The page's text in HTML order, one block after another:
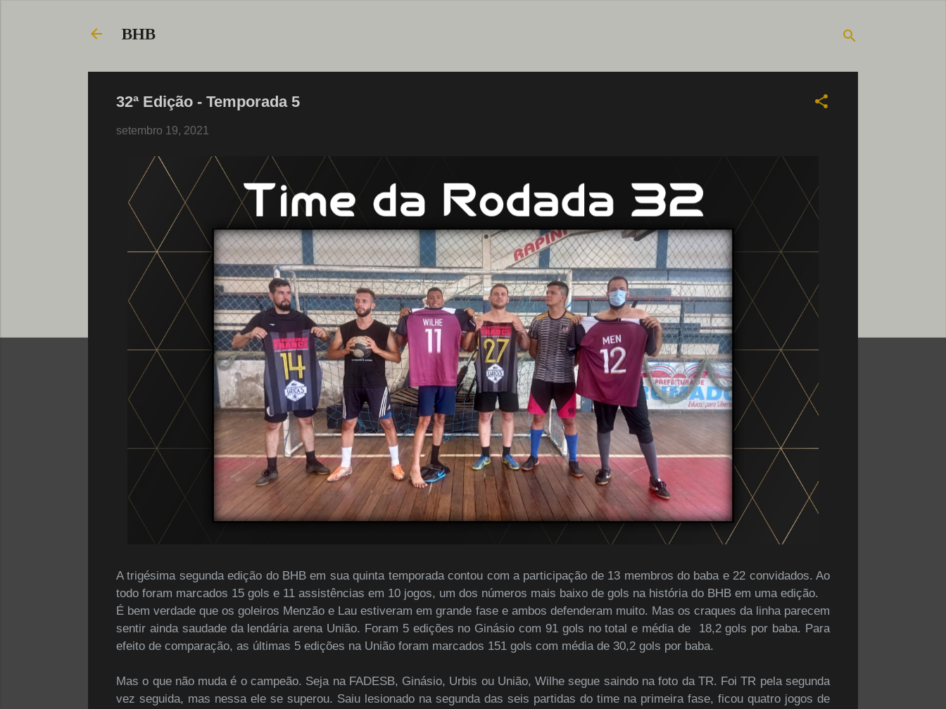
BHB
32ª Edição - Temporada 5
setembro 19, 2021
A trigésima segunda edição do BHB em sua quinta temporada contou com a participação de 13 membros do baba e 22 convidados. Ao
todo foram marcados 15 gols e 11 assistências em 10 jogos, um dos números mais baixo de gols na história do BHB em uma edição.
É bem verdade que os goleiros Menzão e Lau estiveram em grande fase e ambos defenderam muito. Mas os craques da linha parecem
sentir ainda saudade da lendária arena União. Foram 5 edições no Ginásio com 91 gols no total e média de 18,2 gols por baba. Para
efeito de comparação, as últimas 5 edições na União foram marcados 151 gols com média de 30,2 gols por baba.
Mas o que não muda é o campeão. Seja na FADESB, Ginásio, Urbis ou União, Wilhe segue saindo na foto da TR. Foi TR pela segunda
vez seguida, mas nessa ele se superou. Saiu lesionado na segunda das seis partidas do time na primeira fase, ficou quatro jogos de